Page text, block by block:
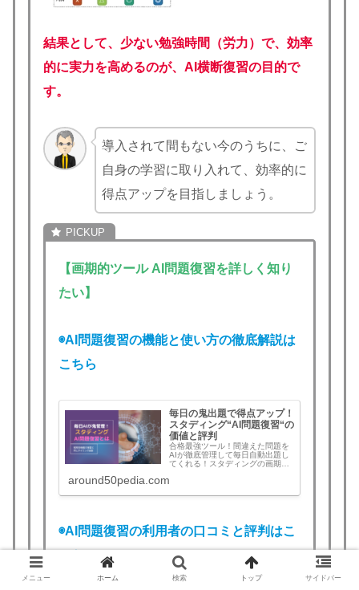
結果として、少ない勉強時間（労力）で、効率
的に実力を高めるのが、AI横断復習の目的で
す。
導入されて間もない今のうちに、ご
自身の学習に取り入れて、効率的に
得点アップを目指しましょう。
【画期的ツール AI問題復習を詳しく知り
たい】
◉AI問題復習の機能と使い方の徹底解説は
こちら
毎日の鬼出題で得点アップ！
スタディング“AI問題復習“の
価値と評判
合格最強ツール！間違えた問題を
AIが徹底管理して毎日自動出題し
てくれる！スタディングの画期的
使い方、評判と口コミ、実際の効
バルに差をつけたい！
around50pedia.com
◉AI問題復習の利用者の口コミと評判はこ
メニュー ホーム 検索 トップ サイドバー